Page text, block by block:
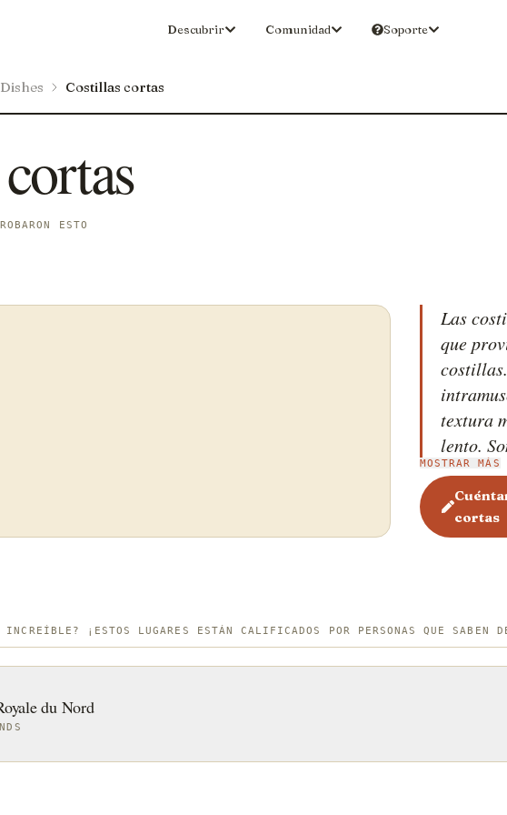
Descubrir Comunidad Soporte
Costillas cortas
ESTO
Las
que
textura
lento.
pueden
MOSTRAR MÁS
cortas
INCREÍBLE? ¡ESTOS LUGARES ESTÁN CALIFICADOS POR PERSONAS QUE SABEN
du Nord